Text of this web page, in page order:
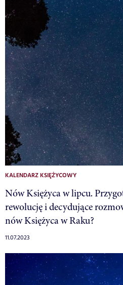
KALENDARZ KSIĘŻYCOWY
Nów Księżyca w lipcu.
rewolucję i decydujące
nów Księżyca w Raku?
11.07.2023